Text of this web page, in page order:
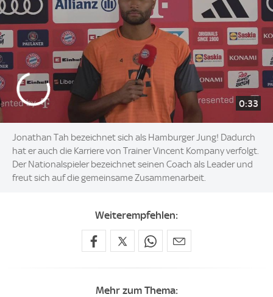
0:33
Jonathan Tah bezeichnet sich als Hamburger Jung! Dadurch
hat er auch die Karriere von Trainer Vincent Kompany verfolgt.
Der Nationalspieler bezeichnet seinen Coach als Leader und
freut sich auf die gemeinsame Zusammenarbeit.
Weiterempfehlen:
Mehr zum Thema: